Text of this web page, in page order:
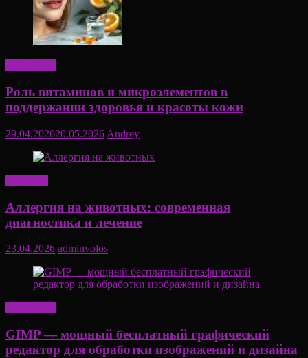
Роль витаминов и микроэлементов в
поддержании здоровья и красоты кожи
29.04.202620.05.2026 Andrey
Аллергия на животных: современная
диагностика и лечение
23.04.2026 adminvolos
GIMP — мощный бесплатный графический
редактор для обработки изображений и дизайна